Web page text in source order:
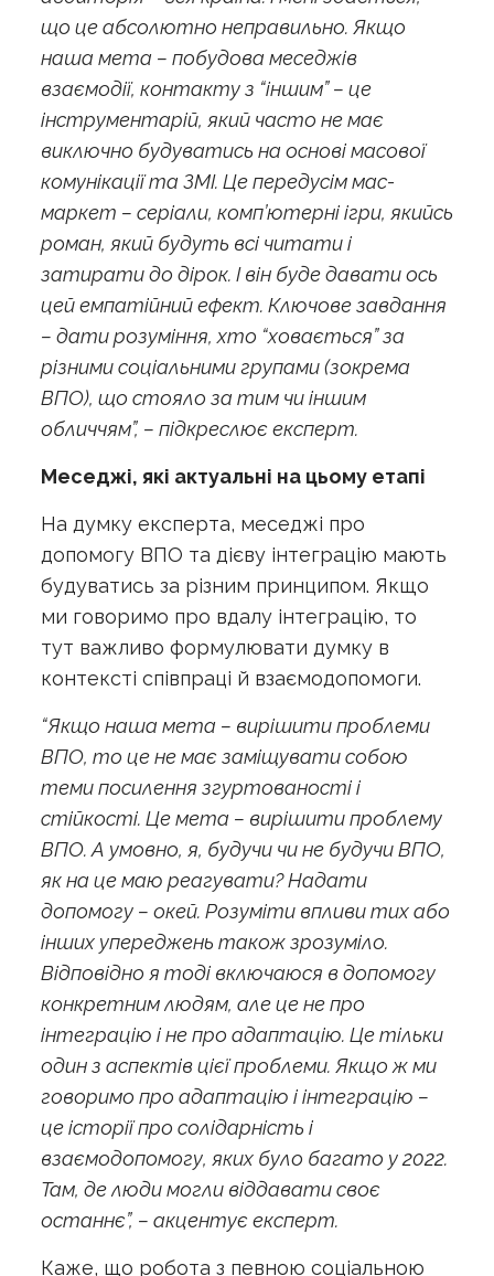
що це абсолютно неправильно. Якщо
наша мета – побудова меседжів
взаємодії, контакту з “іншим” – це
інструментарій, який часто не має
виключно будуватись на основі масової
комунікації та ЗМІ. Це передусім мас-
маркет – серіали, комп’ютерні ігри, якийсь
роман, який будуть всі читати і
затирати до дірок. І він буде давати ось
цей емпатійний ефект. Ключове завдання
– дати розуміння, хто “ховається” за
різними соціальними групами (зокрема
ВПО), що стояло за тим чи іншим
обличчям”, – підкреслює експерт.
Меседжі, які актуальні на цьому етапі
На думку експерта, меседжі про
допомогу ВПО та дієву інтеграцію мають
будуватись за різним принципом. Якщо
ми говоримо про вдалу інтеграцію, то
тут важливо формулювати думку в
контексті співпраці й взаємодопомоги.
“Якщо наша мета – вирішити проблеми
ВПО, то це не має заміщувати собою
теми посилення згуртованості і
стійкості. Це мета – вирішити проблему
ВПО. А умовно, я, будучи чи не будучи ВПО,
як на це маю реагувати? Надати
допомогу – окей. Розуміти впливи тих або
інших упереджень також зрозуміло.
Відповідно я тоді включаюся в допомогу
конкретним людям, але це не про
інтеграцію і не про адаптацію. Це тільки
один з аспектів цієї проблеми. Якщо ж ми
говоримо про адаптацію і інтеграцію –
це історії про солідарність і
взаємодопомогу, яких було багато у 2022.
Там, де люди могли віддавати своє
останнє”, – акцентує експерт.
Каже, що робота з певною соціальною